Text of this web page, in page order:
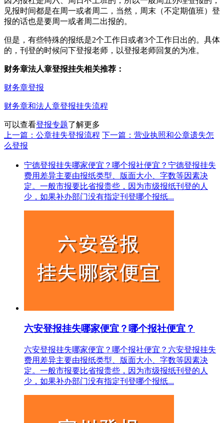
见报时间都是在周一或者周二，当然，周末（不定期值班）登
报的话也是要周一或者周二出报的。
但是，有些特殊的报纸是2个工作日或者3个工作日出的。具体
的，刊登的时候问下登报老师，以登报老师回复的为准。
财务章法人章登报挂失相关推荐：
财务章登报
财务章和法人章登报挂失流程
可以查看登报专题了解更多
上一篇：公章挂失登报流程 下一篇：营业执照和公章遗失怎
么登报
宁德登报挂失哪家便宜？哪个报社便宜？宁德登报挂失
费用差异主要由报纸类型、版面大小、字数等因素决
定。一般市报要比省报贵些，因为市级报纸刊登的人
少，如果补办部门没有指定刊登哪个报纸...
六安登报挂失哪家便宜？哪个报社便宜？
六安登报挂失哪家便宜？哪个报社便宜？六安登报挂失
费用差异主要由报纸类型、版面大小、字数等因素决
定。一般市报要比省报贵些，因为市级报纸刊登的人
少，如果补办部门没有指定刊登哪个报纸...